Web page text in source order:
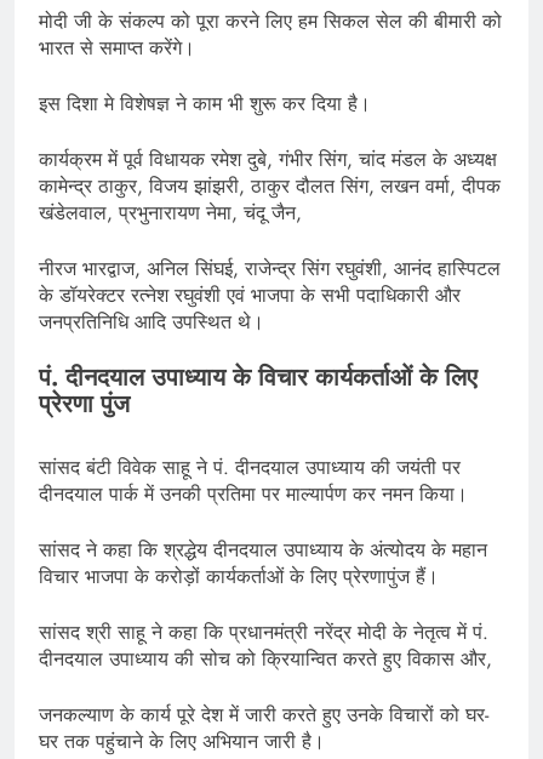
मोदी जी के संकल्प को पूरा करने लिए हम सिकल सेल की बीमारी को
भारत से समाप्त करेंगे।
इस दिशा मे विशेषज्ञ ने काम भी शुरू कर दिया है।
कार्यक्रम में पूर्व विधायक रमेश दुबे, गंभीर सिंग, चांद मंडल के अध्यक्ष
कामेन्द्र ठाकुर, विजय झांझरी, ठाकुर दौलत सिंग, लखन वर्मा, दीपक
खंडेलवाल, प्रभुनारायण नेमा, चंदू जैन,
नीरज भारद्वाज, अनिल सिंघई, राजेन्द्र सिंग रघुवंशी, आनंद हास्पिटल
के डॉयरेक्टर रत्नेश रघुवंशी एवं भाजपा के सभी पदाधिकारी और
जनप्रतिनिधि आदि उपस्थित थे।
पं. दीनदयाल उपाध्याय के विचार कार्यकर्ताओं के लिए
प्रेरणा पुंज
सांसद बंटी विवेक साहू ने पं. दीनदयाल उपाध्याय की जयंती पर
दीनदयाल पार्क में उनकी प्रतिमा पर माल्यार्पण कर नमन किया।
सांसद ने कहा कि श्रद्धेय दीनदयाल उपाध्याय के अंत्योदय के महान
विचार भाजपा के करोड़ों कार्यकर्ताओं के लिए प्रेरणापुंज हैं।
सांसद श्री साहू ने कहा कि प्रधानमंत्री नरेंद्र मोदी के नेतृत्व में पं.
दीनदयाल उपाध्याय की सोच को क्रियान्वित करते हुए विकास और,
जनकल्याण के कार्य पूरे देश में जारी करते हुए उनके विचारों को घर-
घर तक पहुंचाने के लिए अभियान जारी है।